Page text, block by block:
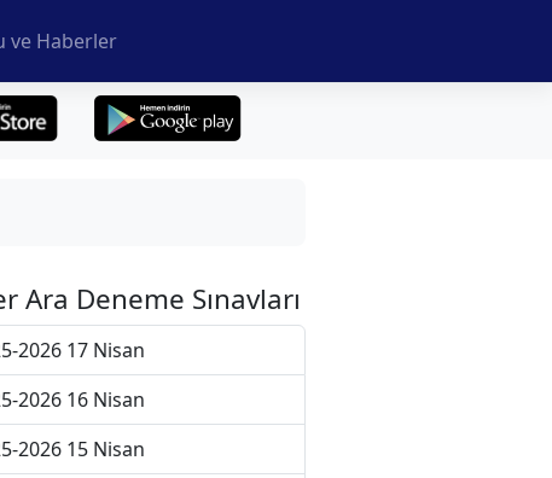
ve Haberler
Ara Deneme Sınavları
2026 17 Nisan
2026 16 Nisan
2026 15 Nisan